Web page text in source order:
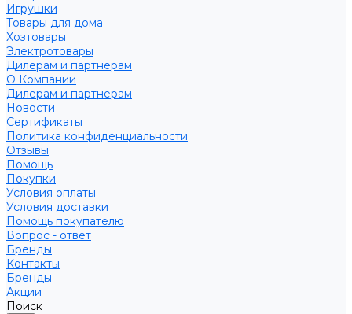
Игрушки
Товары для дома
Хозтовары
Электротовары
Дилерам и партнерам
О Компании
Дилерам и партнерам
Новости
Сертификаты
Политика конфиденциальности
Отзывы
Помощь
Покупки
Условия оплаты
Условия доставки
Помощь покупателю
Вопрос - ответ
Бренды
Контакты
Бренды
Акции
Поиск